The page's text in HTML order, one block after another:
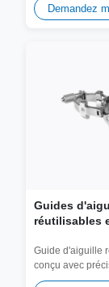
ultrasons hors
Demandez
Guides
réutilisables
JSM-407
SonoScape
Guide d'aiguille
conçu avec
transducteurs